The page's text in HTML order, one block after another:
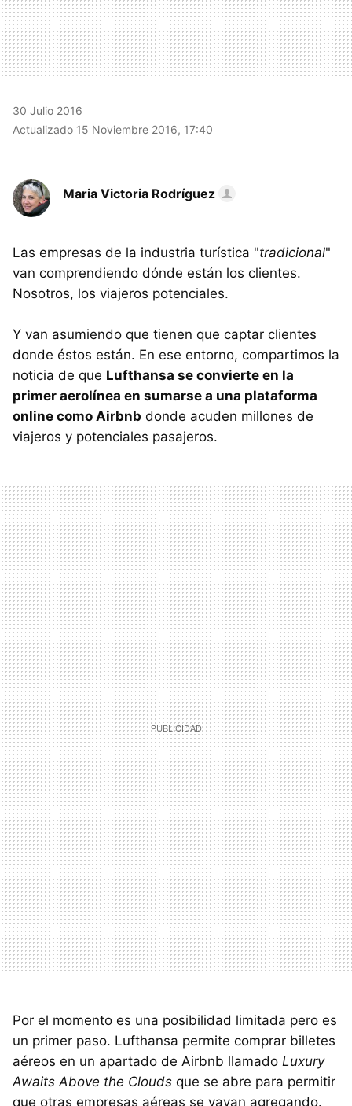
30 Julio 2016
Actualizado 15 Noviembre 2016, 17:40
Maria Victoria Rodríguez
Las empresas de la industria turística "tradicional"
van comprendiendo dónde están los clientes.
Nosotros, los viajeros potenciales.
Y van asumiendo que tienen que captar clientes
donde éstos están. En ese entorno, compartimos la
noticia de que Lufthansa se convierte en la
primer aerolínea en sumarse a una plataforma
online como Airbnb donde acuden millones de
viajeros y potenciales pasajeros.
Por el momento es una posibilidad limitada pero es
un primer paso. Lufthansa permite comprar billetes
aéreos en un apartado de Airbnb llamado Luxury
Awaits Above the Clouds que se abre para permitir
que otras empresas aéreas se vayan agregando.